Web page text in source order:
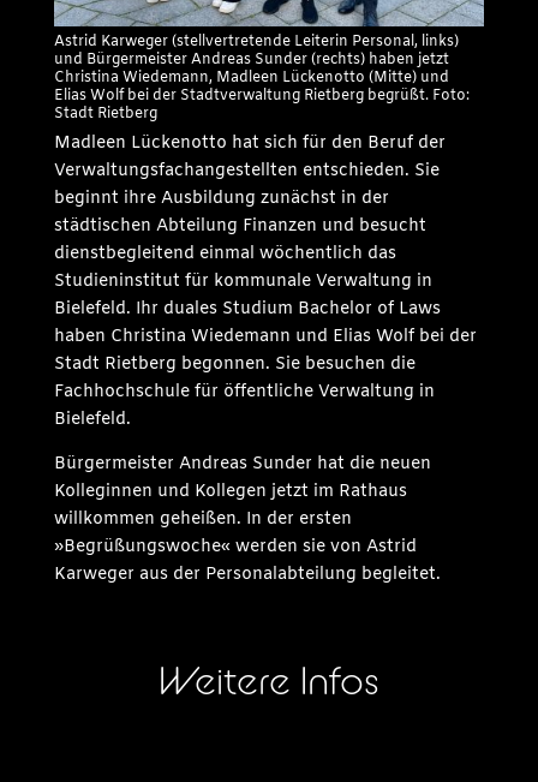
Astrid Karweger (stellvertretende Leiterin Personal, links)
und Bürgermeister Andreas Sunder (rechts) haben jetzt
Christina Wiedemann, Madleen Lückenotto (Mitte) und
Elias Wolf bei der Stadtverwaltung Rietberg begrüßt. Foto:
Stadt Rietberg
Madleen Lückenotto hat sich für den Beruf der
Verwaltungsfachangestellten entschieden. Sie
beginnt ihre Ausbildung zunächst in der
städtischen Abteilung Finanzen und besucht
dienstbegleitend einmal wöchentlich das
Studieninstitut für kommunale Verwaltung in
Bielefeld. Ihr duales Studium Bachelor of Laws
haben Christina Wiedemann und Elias Wolf bei der
Stadt Rietberg begonnen. Sie besuchen die
Fachhochschule für öffentliche Verwaltung in
Bielefeld.
Bürgermeister Andreas Sunder hat die neuen
Kolleginnen und Kollegen jetzt im Rathaus
willkommen geheißen. In der ersten
»Begrüßungswoche« werden sie von Astrid
Karweger aus der Personalabteilung begleitet.
Weitere Infos